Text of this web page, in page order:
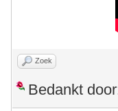
Zoek
Bedankt